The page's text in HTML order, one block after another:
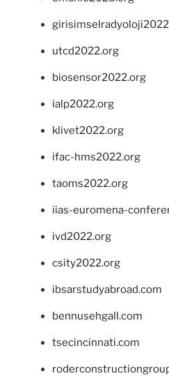
utcd2022.org
biosensor2022.org
ialp2022.org
klivet2022.org
ifac-hms2022.org
taoms2022.org
iias-euromena-
ivd2022.org
csity2022.org
ibsarstudyabroad.com
bennusehgall.com
tsecincinnati.com